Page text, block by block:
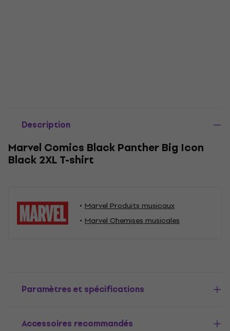
Description
Marvel Comics Black Panther Big Icon
Black 2XL T-shirt
Marvel Produits musicaux
Marvel Chemises musicales
Paramètres et spécifications
Accessoires recommandés